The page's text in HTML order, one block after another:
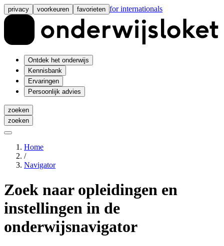
privacy voorkeuren favorieten for internationals
Ontdek het onderwijs
Kennisbank
Ervaringen
Persoonlijk advies
zoeken
zoeken
Home
/
Navigator
Zoek naar opleidingen en
instellingen in de
onderwijsnavigator